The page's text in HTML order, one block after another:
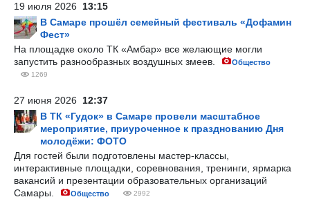
19 июля 2026 13:15
В Самаре прошёл семейный фестиваль «Дофамин
Фест»
На площадке около ТК «Амбар» все желающие могли
запустить разнообразных воздушных змеев.
Общество
1269
27 июня 2026 12:37
В ТК «Гудок» в Самаре провели масштабное
мероприятие, приуроченное к празднованию Дня
молодёжи: ФОТО
Для гостей были подготовлены мастер-классы,
интерактивные площадки, соревнования, тренинги, ярмарка
вакансий и презентации образовательных организаций
Самары.
Общество 2992